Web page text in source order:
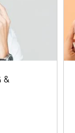
&